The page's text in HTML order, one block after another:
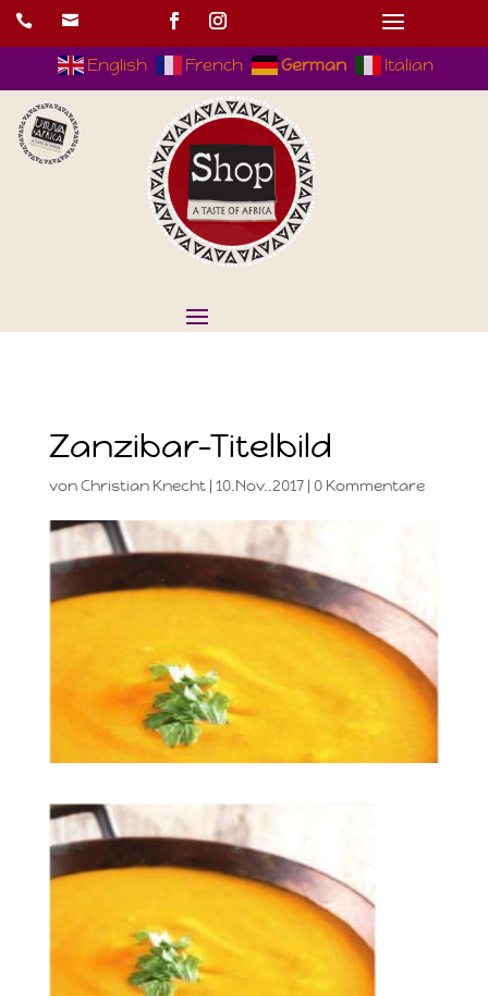
 
English French German Italian
Zanzibar-Titelbild
vonChristian Knecht| 10.Nov..2017| 0 Kommentare